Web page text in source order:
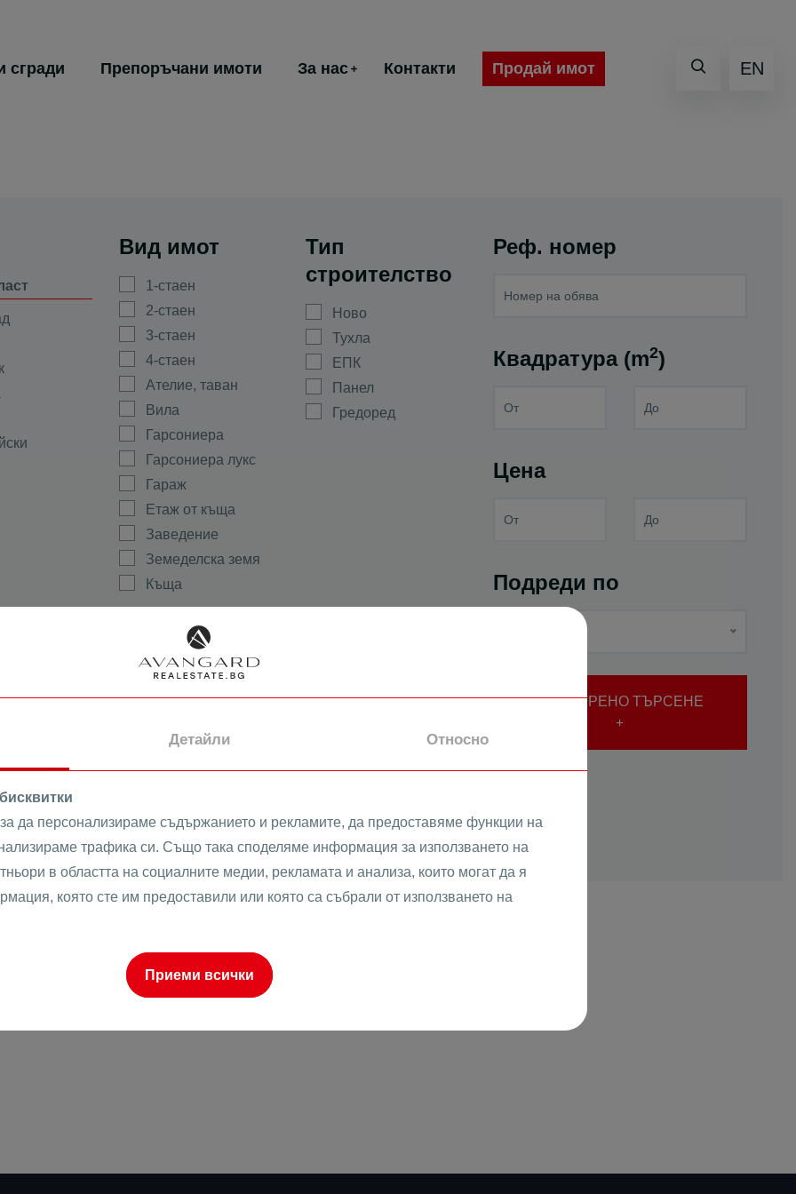
сгради Препоръчани имоти За нас Контакти Продай имот EN
Вид имот
1-стаен
2-стаен
3-стаен
4-стаен
Ателие, таван
Вила
Гарсониера
Гарсониера лукс
Гараж
Етаж от къща
Заведение
Земеделска земя
Къща
Магазин
Мезонет
Многостаен
Офис
Партер
Самостоятелни
Къщи
Калкан Къщи
Редови Къщи
строителство
Търговско
Тип
строителство
Ново
Тухла
ЕПК
Панел
Гредоред
Реф. номер
Квадратура (m2)
Цена
Подреди по
РАЗШИРЕНО ТЪРСЕНЕ
ТЪРСИ ИЗЧИСТИ
в Белите брези Магазин
Детайли Относно
да персонализираме съдържанието и рекламите, да предоставяме функции на
трафика си. Също така споделяме информация за използването на
в областта на социалните медии, рекламата и анализа, които могат да я
която сте им предоставили или която са събрали от използването на
Приеми всички